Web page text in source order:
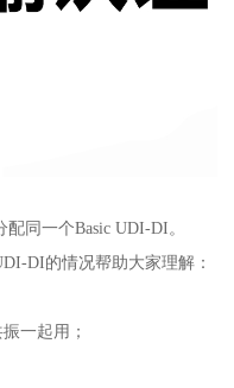
同一个Basic UDI-DI。
DI的情况帮助大家理解：
一起用；